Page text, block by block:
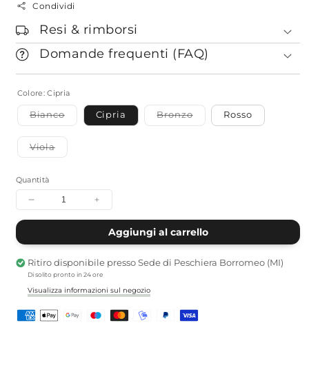
Condividi
Resi & rimborsi
Domande frequenti (FAQ)
Colore:Cipria
Bianco
Variante
non
Cipria Bronzo
Variante
Rosso
Viola
non
disponibile
Quantità
Diminuisci
quantità
Pochette
juzu
Apple
Skin®
Aumenta
quantità
per
Pochette
juzu
Apple
Skin®
Aggiungi al carrello
Ritiro disponibile presso Sede di Peschiera Borromeo (MI)
Di solito pronto in 24 ore
Visualizza informazioni sul negozio